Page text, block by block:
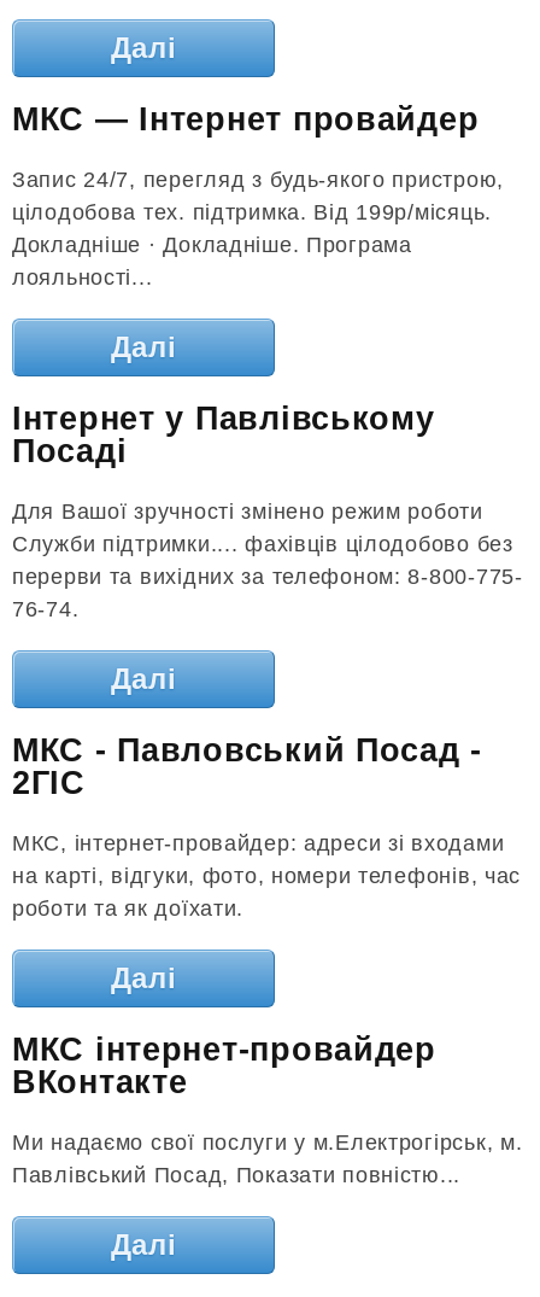
Далі
МКС — Інтернет провайдер
Запис 24/7, перегляд з будь-якого пристрою,
цілодобова тех. підтримка. Від 199p/місяць.
Докладніше · Докладніше. Програма
лояльності...
Далі
Інтернет у Павлівському
Посаді
Для Вашої зручності змінено режим роботи
Служби підтримки.... фахівців цілодобово без
перерви та вихідних за телефоном: 8-800-775-
76-74.
Далі
МКС - Павловський Посад -
2ГІС
МКС, інтернет-провайдер: адреси зі входами
на карті, відгуки, фото, номери телефонів, час
роботи та як доїхати.
Далі
МКС інтернет-провайдер
ВКонтакте
Ми надаємо свої послуги у м.Електрогірськ, м.
Павлівський Посад, Показати повністю...
Далі